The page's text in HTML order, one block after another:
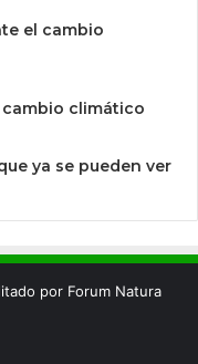
el cambio
climático
ya se pueden ver
por Forum Natura